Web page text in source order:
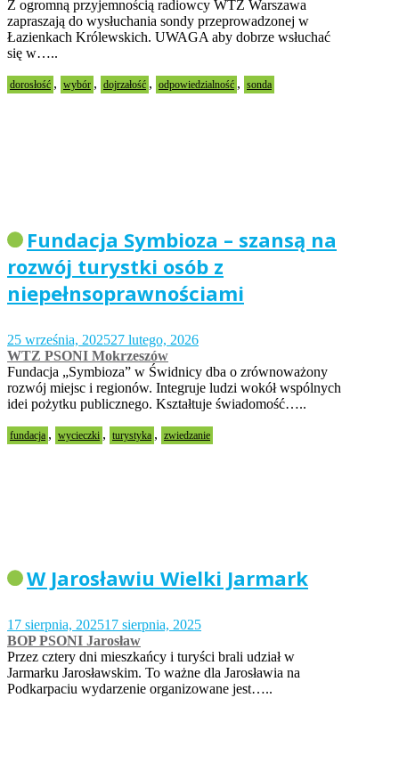
Z ogromną przyjemnością radiowcy WTZ Warszawa
zapraszają do wysłuchania sondy przeprowadzonej w
Łazienkach Królewskich. UWAGA aby dobrze wsłuchać
się w…..
dorosłość , wybór , dojrzałość , odpowiedzialność , sonda
Fundacja Symbioza – szansą na
rozwój turystki osób z
niepełnsoprawnościami
25 września, 202527 lutego, 2026
WTZ PSONI Mokrzeszów
Fundacja „Symbioza” w Świdnicy dba o zrównoważony
rozwój miejsc i regionów. Integruje ludzi wokół wspólnych
idei pożytku publicznego. Kształtuje świadomość…..
fundacja , wycieczki , turystyka , zwiedzanie
W Jarosławiu Wielki Jarmark
17 sierpnia, 202517 sierpnia, 2025
BOP PSONI Jarosław
Przez cztery dni mieszkańcy i turyści brali udział w
Jarmarku Jarosławskim. To ważne dla Jarosławia na
Podkarpaciu wydarzenie organizowane jest…..